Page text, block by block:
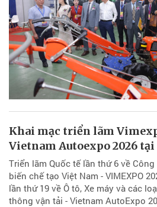
Khai mạc triển lãm
Vietnam Autoexpo 2026 tại
Triển lãm Quốc tế lần thứ 6 về
biến chế tạo Việt Nam - VIMEXPO
lần thứ 19 về Ô tô, Xe máy và các
thông vận tải - Vietnam AutoExpo